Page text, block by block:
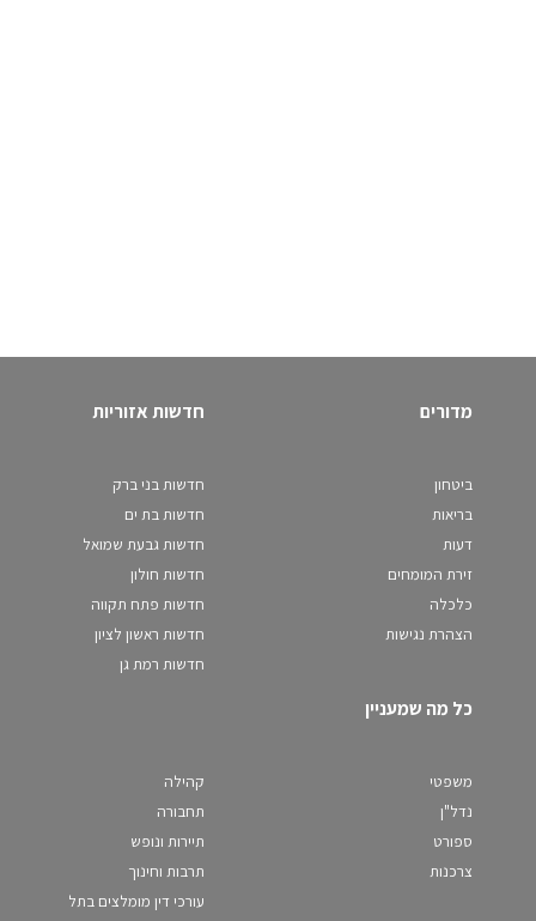
מדורים
ביטחון
בריאות
דעות
זירת המומחים
כלכלה
הצהרת נגישות
חדשות אזוריות
חדשות בני ברק
חדשות בת ים
חדשות גבעת שמואל
חדשות חולון
חדשות פתח תקווה
חדשות ראשון לציון
חדשות רמת גן
כל מה שמעניין
משפטי
נדל"ן
ספורט
צרכנות
קהילה
תחבורה
תיירות ונופש
תרבות וחינוך
עורכי דין מומלצים בתל